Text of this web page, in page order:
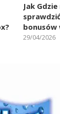
Jak
bonusów
29/04/2026